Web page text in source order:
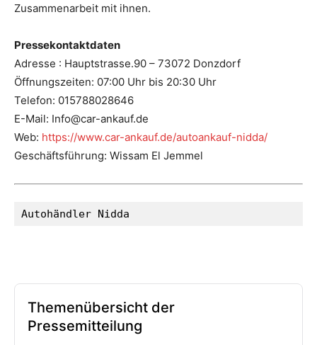
Zusammenarbeit mit ihnen.
Pressekontaktdaten
Adresse : Hauptstrasse.90 – 73072 Donzdorf
Öffnungszeiten: 07:00 Uhr bis 20:30 Uhr
Telefon: 015788028646
E-Mail: Info@car-ankauf.de
Web: https://www.car-ankauf.de/autoankauf-nidda/
Geschäftsführung: Wissam El Jemmel
Autohändler Nidda
Themenübersicht der
Pressemitteilung